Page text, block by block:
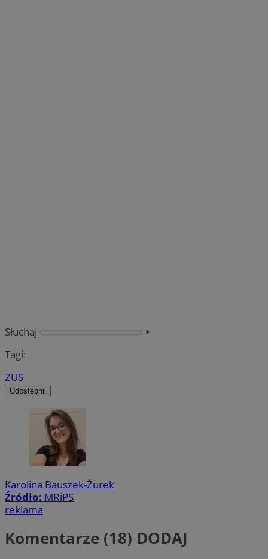
Słuchaj
⏵︎
Tagi:
ZUS
Udostępnij
Karolina Bauszek-Żurek
Źródło: MRiPS
reklama
Komentarze (18) DODAJ